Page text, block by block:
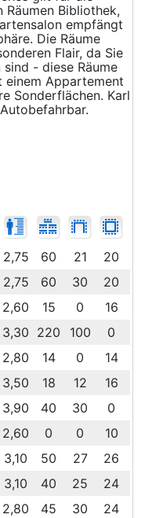
Räumen Bibliothek,
empfängt
Die Räume
Flair, da Sie
- diese Räume
einem Appartement
Sonderflächen. Karl
2,75 60 21 20
2,75 60 30 20
2,60 15 0 16
3,30 220 100 0
2,80 14 0 14
3,50 18 12 16
3,90 40 30 0
2,60 0 0 10
3,10 50 27 26
3,10 40 25 24
2,80 45 30 24